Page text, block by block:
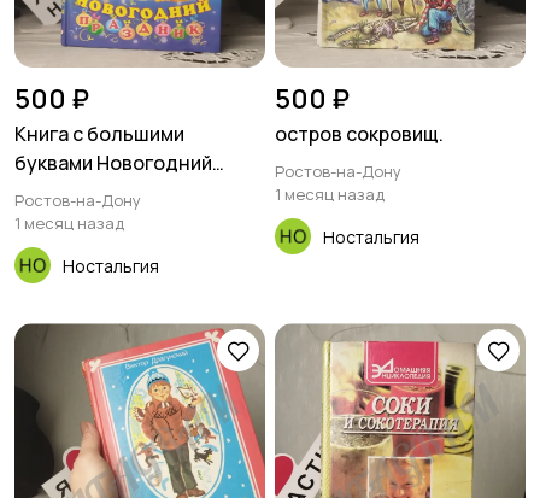
500 ₽
Книга с большими
буквами Новогодний
праздник Ирина
Гурина.новогодний
праздникДля младшего
возрастаСтихи И. В.
ФАТТАХОВА
Ростов-на-Дону
1 месяц назад
Ностальгия
500 ₽
остров сокровищ.
Ростов-на-Дону
1 месяц назад
Ностальгия